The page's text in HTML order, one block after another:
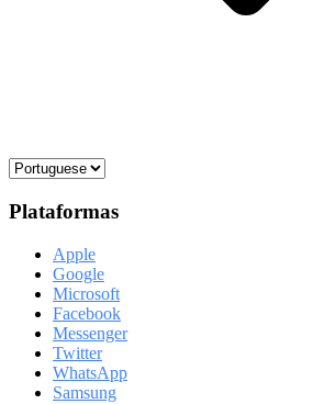
Plataformas
Apple
Google
Microsoft
Facebook
Messenger
Twitter
WhatsApp
Samsung